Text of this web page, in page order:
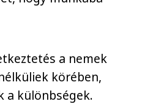
a nemek
körében,
a különbségek.